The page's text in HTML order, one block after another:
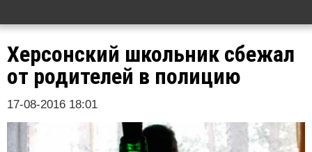
Херсонский школьник сбежал
от родителей в полицию
17-08-2016 18:01